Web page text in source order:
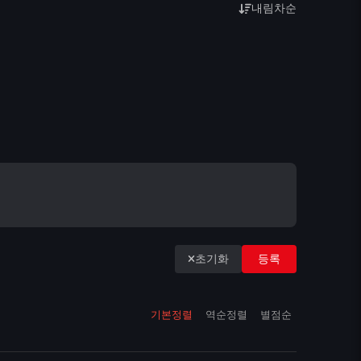
내림차순
초기화 등록
기본정렬 역순정렬 별점순